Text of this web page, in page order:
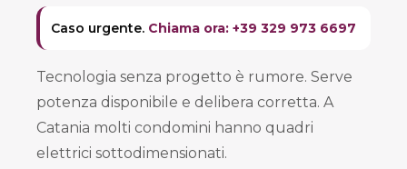
Caso urgente. Chiama ora: +39 329 973 6697
Tecnologia senza progetto è rumore. Serve
potenza disponibile e delibera corretta. A
Catania molti condomini hanno quadri
elettrici sottodimensionati.